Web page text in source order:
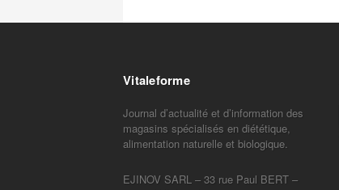
Vitaleforme
Journal d’actualité et d’information des
magasins spécialisés en diététique,
alimentation naturelle et biologique.
EJINOV SARL – 33 rue Paul BERT –